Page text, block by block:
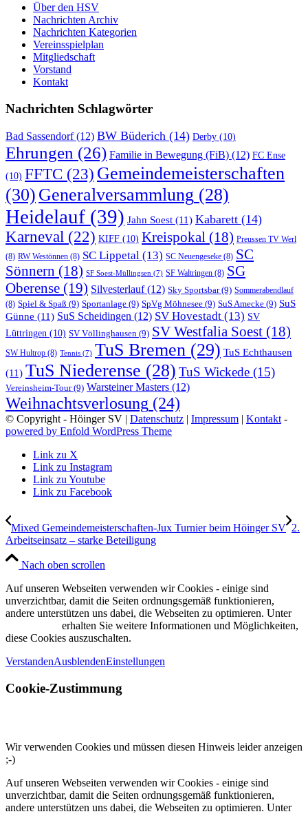
Über den HSV
Nachrichten Archiv
Nachrichten Kategorien
Vereinsspielplan
Mitgliedschaft
Vorstand
Kontakt
Nachrichten Schlagwörter
Bad Sassendorf(12) BW Büderich (14) Derby (10)
Ehrungen (26) Familie in Bewegung (FiB) (12) FC Ense
(10) FFTC (23) Gemeindemeisterschaften
(30) Generalversammlung (28)
Heidelauf (39) Jahn Soest (11) Kabarett (14)
Karneval (22) KIFF (10) Kreispokal (18) Preussen TV Werl
(8) RW Westönnen (8) SC Lippetal (13) SC Neuengeseke (8) SC
Sönnern (18) SF Soest-Müllingsen (7) SF Waltringen (8) SG
Oberense (19) Silvesterlauf(12) Sky Sportsbar(9) Sommerabendlauf
(8) Spiel & Spaß (9) Sportanlage (9) SpVg Möhnesee (9) SuS Amecke (9) SuS
Günne (11) SuS Scheidingen (12) SV Hovestadt (13) SV
Lüttringen (10) SV Völlinghausen (9) SV Westfalia Soest (18)
SW Hultrop (8) Tennis (7) TuS Bremen (29) TuS Echthausen
(11) TuS Niederense (28) TuS Wickede (15)
Vereinsheim-Tour(9) Warsteiner Masters (12)
Weihnachtsverlosung (24)
© Copyright - Höinger SV | Datenschutz | Impressum | Kontakt -
powered by Enfold WordPress Theme
Link zu X
Link zu Instagram
Link zu Youtube
Link zu Facebook
Mixed Gemeindemeisterschaften-Jux Turnier beim Höinger SV 2.
Arbeitseinsatz – starke Beteiligung
Nach oben scrollen
Auf unseren Webseiten verwenden wir Cookies - einige sind
unverzichtbar, damit die Seiten ordnungsgemäß funktionieren,
andere unterstützen uns dabei, die Webseiten zu optimieren. Unter
erhalten Sie weitere Informationen und Möglichkeiten,
diese Cookies auszuschalten.
VerstandenAusblendenEinstellungen
Cookie-Zustimmung
Wir verwenden Cookies und müssen diesen Hinweis leider anzeigen
;-)
Auf unseren Webseiten verwenden wir Cookies - einige sind
unverzichtbar, damit die Seiten ordnungsgemäß funktionieren,
andere unterstützen uns dabei, die Webseiten zu optimieren. Unter